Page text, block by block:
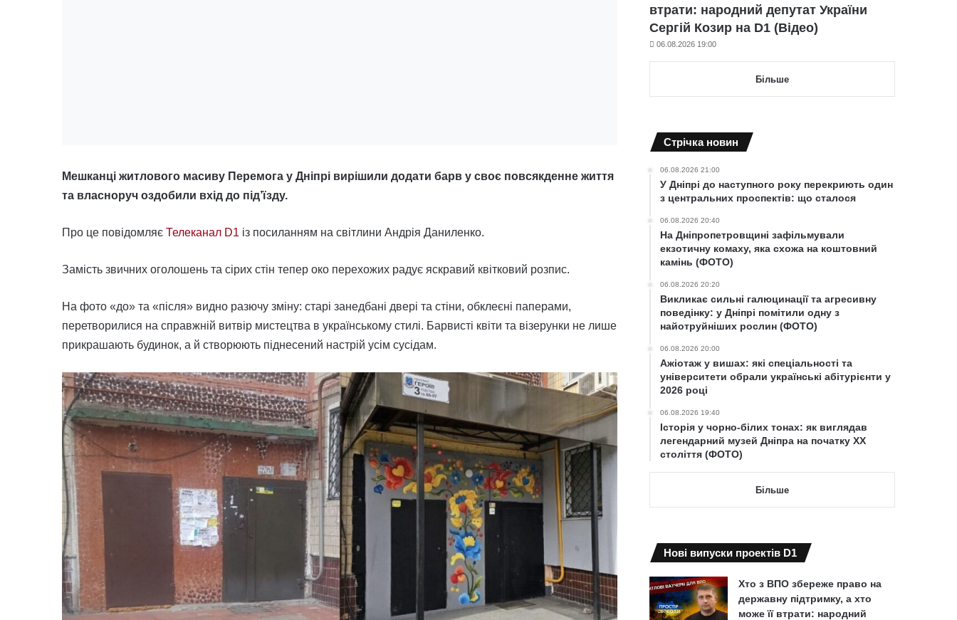
Мешканці житлового масиву Перемога у Дніпрі вирішили додати барв у своє повсякденне життя
та власноруч оздобили вхід до під’їзду.
Про це повідомляє Телеканал D1 із посиланням на світлини Андрія Даниленко.
Замість звичних оголошень та сірих стін тепер око перехожих радує яскравий квітковий розпис.
На фото «до» та «після» видно разючу зміну: старі занедбані двері та стіни, обклеєні паперами,
перетворилися на справжній витвір мистецтва в українському стилі. Барвисті квіти та візерунки не лише
прикрашають будинок, а й створюють піднесений настрій усім сусідам.
втрати: народний депутат України
Сергій Козир на D1 (Відео)
06.08.2026 19:00
Більше
Cтрічка новин
06.08.2026 21:00
У Дніпрі до наступного року перекриють один
з центральних проспектів: що сталося
06.08.2026 20:40
На Дніпропетровщині зафільмували
екзотичну комаху, яка схожа на коштовний
камінь (ФОТО)
06.08.2026 20:20
Викликає сильні галюцинації та агресивну
поведінку: у Дніпрі помітили одну з
найотруйніших рослин (ФОТО)
06.08.2026 20:00
Ажіотаж у вишах: які спеціальності та
університети обрали українські абітурієнти у
2026 році
06.08.2026 19:40
Історія у чорно-білих тонах: як виглядав
легендарний музей Дніпра на початку ХХ
століття (ФОТО)
Більше
Нові випуски проектів D1
Хто з ВПО збереже право на
державну підтримку, а хто
може її втрати: народний